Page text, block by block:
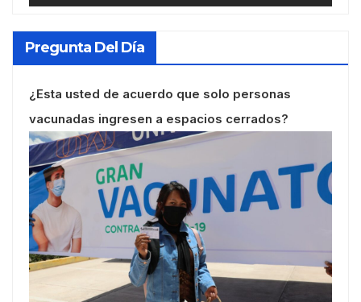
Pregunta Del Día
¿Esta usted de acuerdo que solo personas
vacunadas ingresen a espacios cerrados?